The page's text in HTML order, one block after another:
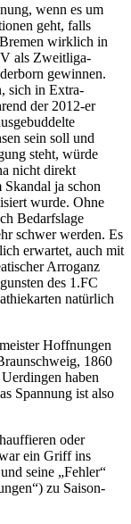
wenn es um
geht, falls
wirklich in
als Zweitliga-
gewinnen.
sich in Extra-
der 2012-er
sein soll und
steht, würde
nicht direkt
ja schon
wurde. Ohne
Bedarfslage
schwer werden. Es
erwartet, auch mit
Arroganz
des 1.FC
natürlich
Hoffnungen
1860
haben
Spannung ist also
oder
ein Griff ins
seine „Fehler“
zu Saison-